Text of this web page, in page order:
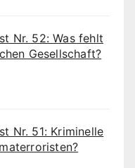
Nr. 52: Was fehlt
Gesellschaft?
Nr. 51: Kriminelle